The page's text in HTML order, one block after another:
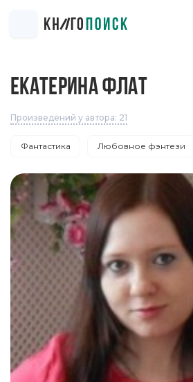
ЕКАТЕРИНА ФЛАТ
Произведений у автора: 21
Фантастика Любовное фэнтези